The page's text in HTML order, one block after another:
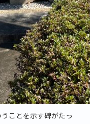
ことを示す碑がたっ